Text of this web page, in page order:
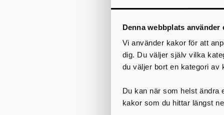
Denna webbplats använder
Vi använder kakor för att
dig. Du väljer själv vilka
du väljer bort en kategori av
Du kan när som helst ändra
kakor som du hittar längst